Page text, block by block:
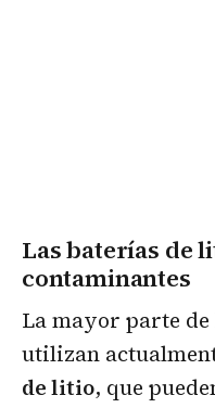
Las baterías de
contaminantes
La mayor parte de
utilizan
de litio, que